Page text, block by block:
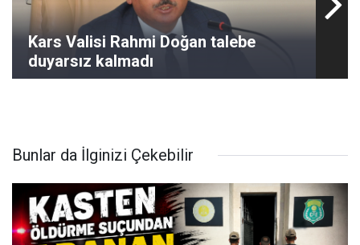
Kars Valisi Rahmi Doğan talebe
duyarsız kalmadı
Bunlar da İlginizi Çekebilir